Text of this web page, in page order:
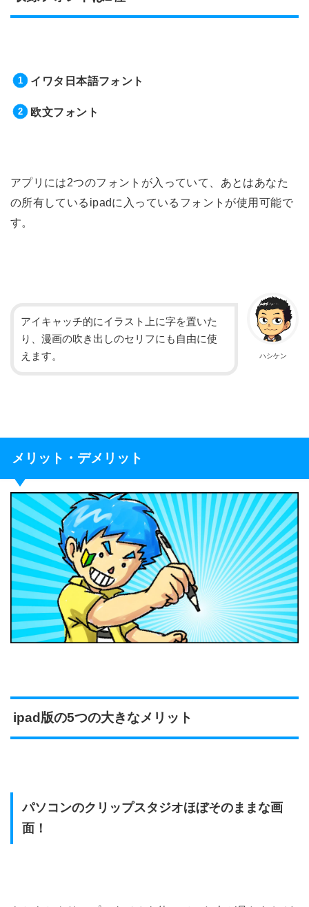
イワタ日本語フォント
欧文フォント
アプリには2つのフォントが入っていて、あとはあなた
の所有しているipadに入っているフォントが使用可能で
す。
ハシケン
アイキャッチ的にイラスト上に字を置いた
り、漫画の吹き出しのセリフにも自由に使
えます。
メリット・デメリット
ipad版の5つの大きなメリット
パソコンのクリップスタジオほぼそのままな画
面！